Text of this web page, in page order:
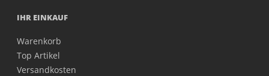
IHR EINKAUF
Warenkorb
Top Artikel
Versandkosten